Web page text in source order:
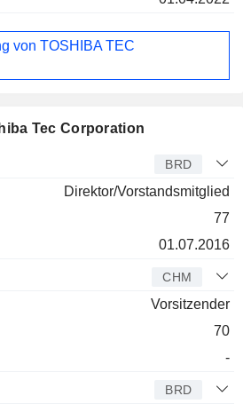
von TOSHIBA TEC
Tec Corporation
BRD
Direktor/Vorstandsmitglied
77
01.07.2016
CHM
Vorsitzender
70
-
BRD